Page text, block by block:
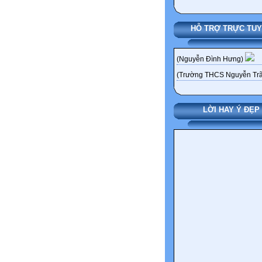
HỖ TRỢ TRỰC
(Nguyễn Đình Hưng)
(Trường THCS Nguyễn
LỜI HAY Ý ĐẸP